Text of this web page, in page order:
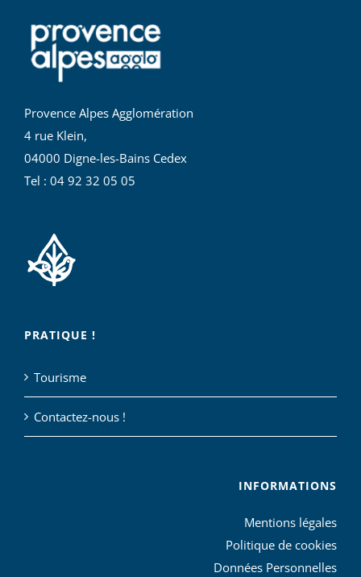
Provence Alpes Agglomération
4 rue Klein,
04000 Digne-les-Bains Cedex
Tel : 04 92 32 05 05
PRATIQUE !
Tourisme
Contactez-nous !
INFORMATIONS
Mentions légales
Politique de cookies
Données Personnelles